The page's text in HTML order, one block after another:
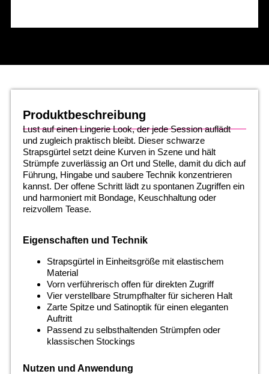
Produktbeschreibung
Lust auf einen Lingerie Look, der jede Session auflädt
und zugleich praktisch bleibt. Dieser schwarze
Strapsgürtel setzt deine Kurven in Szene und hält
Strümpfe zuverlässig an Ort und Stelle, damit du dich auf
Führung, Hingabe und saubere Technik konzentrieren
kannst. Der offene Schritt lädt zu spontanen Zugriffen ein
und harmoniert mit Bondage, Keuschhaltung oder
reizvollem Tease.
Eigenschaften und Technik
Strapsgürtel in Einheitsgröße mit elastischem
Material
Vorn verführerisch offen für direkten Zugriff
Vier verstellbare Strumpfhalter für sicheren Halt
Zarte Spitze und Satinoptik für einen eleganten
Auftritt
Passend zu selbsthaltenden Strümpfen oder
klassischen Stockings
Nutzen und Anwendung